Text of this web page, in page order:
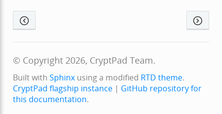
© Copyright 2026, CryptPad Team.
Built with Sphinxusing a modified RTD theme.
CryptPad flagship instance| GitHub repository for
this documentation.